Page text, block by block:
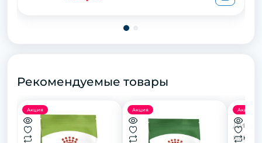
Рекомендуемые товары
Акция Акция Акция